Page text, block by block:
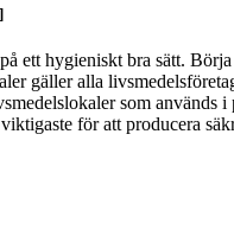
]
ett hygieniskt bra sätt.
gäller alla
som
för att producera